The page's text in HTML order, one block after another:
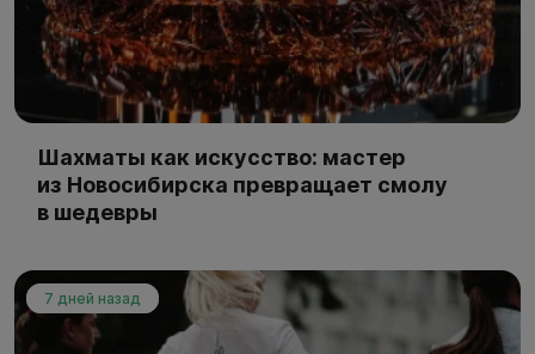
Шахматы как искусство: мастер
из Новосибирска превращает смолу
в шедевры
7 дней назад